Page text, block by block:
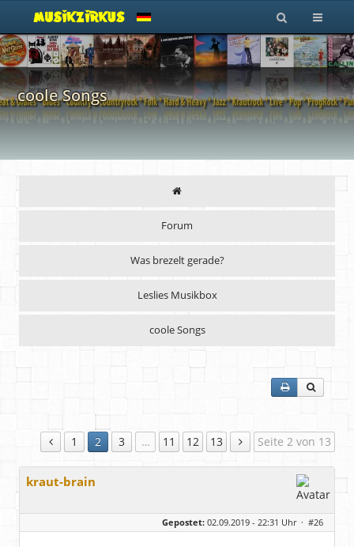
coole Songs
Forum
Was brezelt gerade?
Leslies Musikbox
coole Songs
1 2 3 … 11 12 13 Seite 2 von 13
kraut-brain
Gepostet: 02.09.2019 - 22:31 Uhr · #26